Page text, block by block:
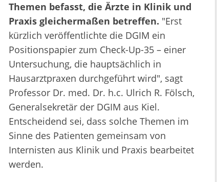
Themen befasst, die Ärzte in Klinik und
Praxis gleichermaßen betreffen. "Erst
kürzlich veröffentlichte die DGIM ein
Positionspapier zum Check-Up-35 – einer
Untersuchung, die hauptsächlich in
Hausarztpraxen durchgeführt wird", sagt
Professor Dr. med. Dr. h.c. Ulrich R. Fölsch,
Generalsekretär der DGIM aus Kiel.
Entscheidend sei, dass solche Themen im
Sinne des Patienten gemeinsam von
Internisten aus Klinik und Praxis bearbeitet
werden.